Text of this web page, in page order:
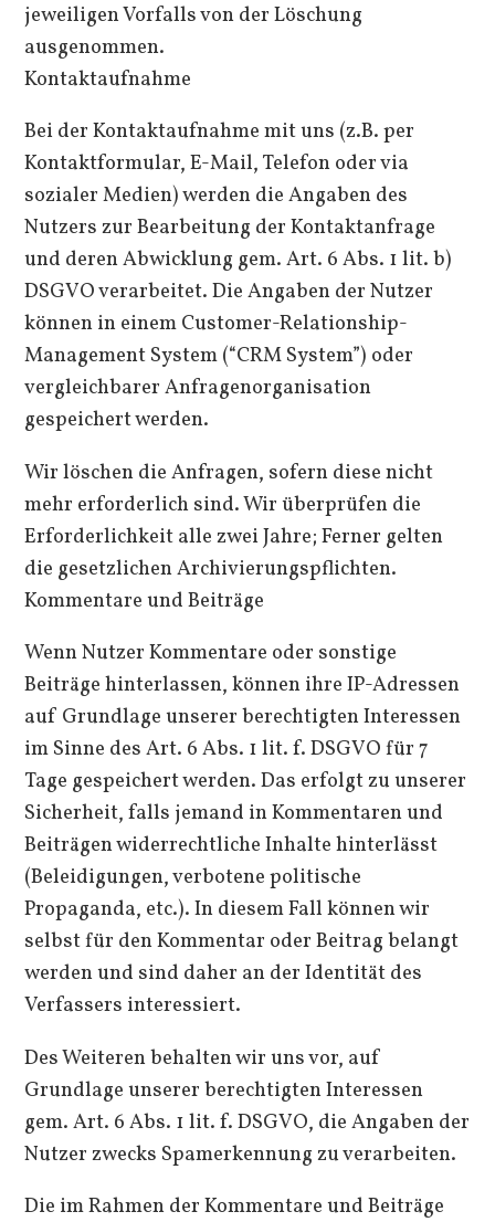
jeweiligen Vorfalls von der Löschung
ausgenommen.
Kontaktaufnahme
Bei der Kontaktaufnahme mit uns (z.B. per
Kontaktformular, E-Mail, Telefon oder via
sozialer Medien) werden die Angaben des
Nutzers zur Bearbeitung der Kontaktanfrage
und deren Abwicklung gem. Art. 6 Abs. 1 lit. b)
DSGVO verarbeitet. Die Angaben der Nutzer
können in einem Customer-Relationship-
Management System (“CRM System”) oder
vergleichbarer Anfragenorganisation
gespeichert werden.
Wir löschen die Anfragen, sofern diese nicht
mehr erforderlich sind. Wir überprüfen die
Erforderlichkeit alle zwei Jahre; Ferner gelten
die gesetzlichen Archivierungspflichten.
Kommentare und Beiträge
Wenn Nutzer Kommentare oder sonstige
Beiträge hinterlassen, können ihre IP-Adressen
auf Grundlage unserer berechtigten Interessen
im Sinne des Art. 6 Abs. 1 lit. f. DSGVO für 7
Tage gespeichert werden. Das erfolgt zu unserer
Sicherheit, falls jemand in Kommentaren und
Beiträgen widerrechtliche Inhalte hinterlässt
(Beleidigungen, verbotene politische
Propaganda, etc.). In diesem Fall können wir
selbst für den Kommentar oder Beitrag belangt
werden und sind daher an der Identität des
Verfassers interessiert.
Des Weiteren behalten wir uns vor, auf
Grundlage unserer berechtigten Interessen
gem. Art. 6 Abs. 1 lit. f. DSGVO, die Angaben der
Nutzer zwecks Spamerkennung zu verarbeiten.
Die im Rahmen der Kommentare und Beiträge